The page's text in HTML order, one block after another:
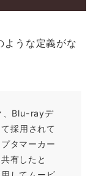
うな定義がな
、Blu-rayデ
採用されて
タマーカー
有したと